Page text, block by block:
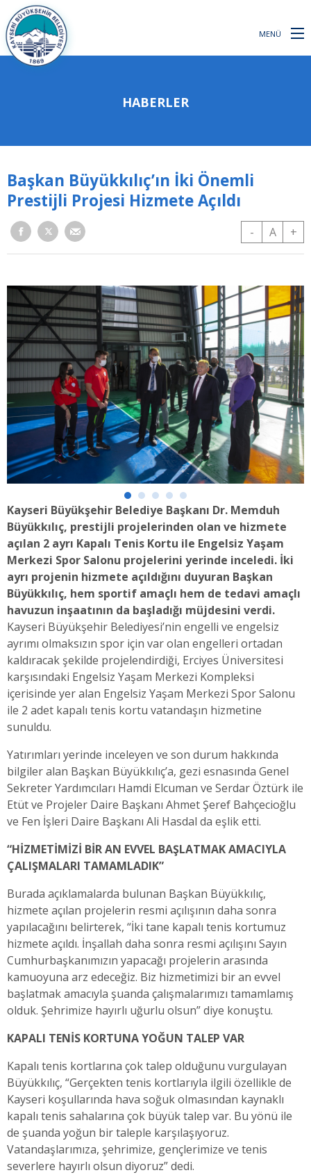
MENÜ
HABERLER
Başkan Büyükkılıç’ın İki Önemli
Prestijli Projesi Hizmete Açıldı
- A +
Kayseri Büyükşehir Belediye Başkanı Dr. Memduh
Büyükkılıç, prestijli projelerinden olan ve hizmete
açılan 2 ayrı Kapalı Tenis Kortu ile Engelsiz Yaşam
Merkezi Spor Salonu projelerini yerinde inceledi. İki
ayrı projenin hizmete açıldığını duyuran Başkan
Büyükkılıç, hem sportif amaçlı hem de tedavi amaçlı
havuzun inşaatının da başladığı müjdesini verdi.
Kayseri Büyükşehir Belediyesi’nin engelli ve engelsiz
ayrımı olmaksızın spor için var olan engelleri ortadan
kaldıracak şekilde projelendirdiği, Erciyes Üniversitesi
karşısındaki Engelsiz Yaşam Merkezi Kompleksi
içerisinde yer alan Engelsiz Yaşam Merkezi Spor Salonu
ile 2 adet kapalı tenis kortu vatandaşın hizmetine
sunuldu.
Yatırımları yerinde inceleyen ve son durum hakkında
bilgiler alan Başkan Büyükkılıç’a, gezi esnasında Genel
Sekreter Yardımcıları Hamdi Elcuman ve Serdar Öztürk ile
Etüt ve Projeler Daire Başkanı Ahmet Şeref Bahçecioğlu
ve Fen İşleri Daire Başkanı Ali Hasdal da eşlik etti.
“HİZMETİMİZİ BİR AN EVVEL BAŞLATMAK AMACIYLA
ÇALIŞMALARI TAMAMLADIK”
Burada açıklamalarda bulunan Başkan Büyükkılıç,
hizmete açılan projelerin resmi açılışının daha sonra
yapılacağını belirterek, “İki tane kapalı tenis kortumuz
hizmete açıldı. İnşallah daha sonra resmi açılışını Sayın
Cumhurbaşkanımızın yapacağı projelerin arasında
kamuoyuna arz edeceğiz. Biz hizmetimizi bir an evvel
başlatmak amacıyla şuanda çalışmalarımızı tamamlamış
olduk. Şehrimize hayırlı uğurlu olsun” diye konuştu.
KAPALI TENİS KORTUNA YOĞUN TALEP VAR
Kapalı tenis kortlarına çok talep olduğunu vurgulayan
Büyükkılıç, “Gerçekten tenis kortlarıyla ilgili özellikle de
Kayseri koşullarında hava soğuk olmasından kaynaklı
kapalı tenis sahalarına çok büyük talep var. Bu yönü ile
de şuanda yoğun bir taleple karşılaşıyoruz.
Vatandaşlarımıza, şehrimize, gençlerimize ve tenis
severlere hayırlı olsun diyoruz” dedi.